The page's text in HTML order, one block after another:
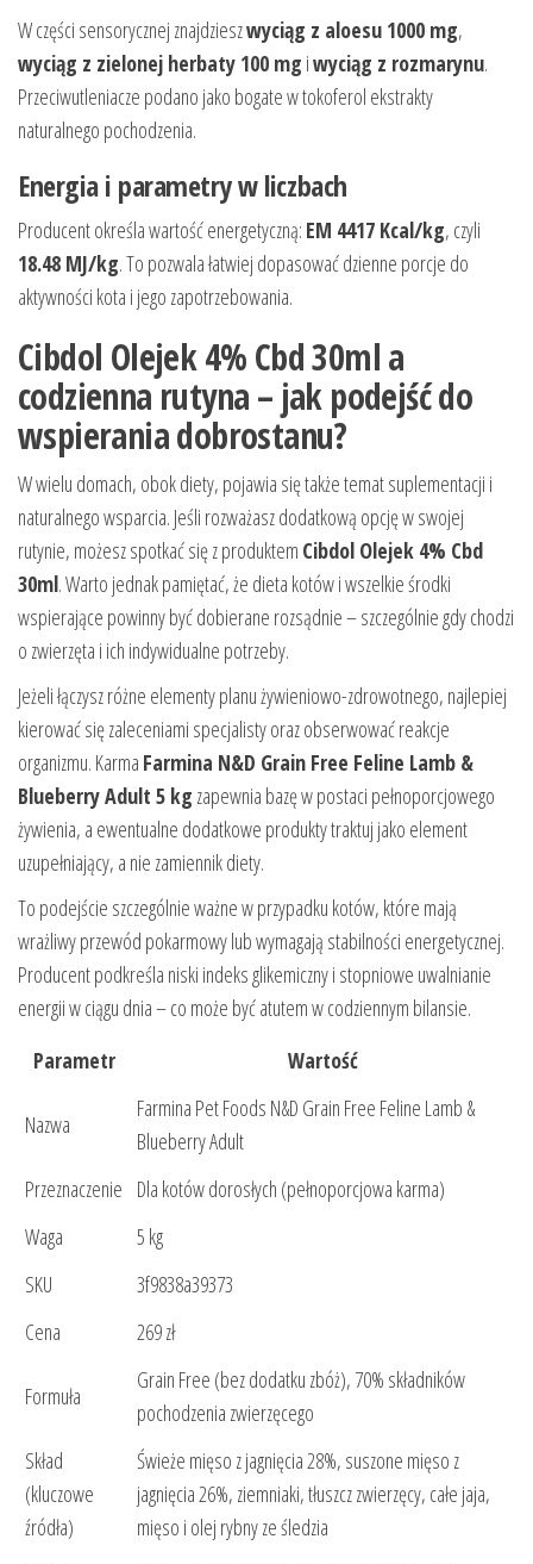
W części sensorycznej znajdzieszwyciąg z aloesu 1000 mg,
wyciąg z zielonej herbaty 100 mg iwyciąg z rozmarynu.
Przeciwutleniacze podano jako bogate w tokoferol ekstrakty
naturalnego pochodzenia.
Energia i parametry w liczbach
Producent określa wartość energetyczną: EM 4417 Kcal/kg, czyli
18.48 MJ/kg. To pozwala łatwiej dopasować dzienne porcje do
aktywności kota i jego zapotrzebowania.
Cibdol Olejek 4% Cbd 30ml a
codzienna rutyna – jak podejść do
wspierania dobrostanu?
W wielu domach, obok diety, pojawia się także temat suplementacji i
naturalnego wsparcia. Jeśli rozważasz dodatkową opcję w swojej
rutynie, możesz spotkać się z produktem Cibdol Olejek 4% Cbd
30ml. Warto jednak pamiętać, że dieta kotów i wszelkie środki
wspierające powinny być dobierane rozsądnie – szczególnie gdy chodzi
o zwierzęta i ich indywidualne potrzeby.
Jeżeli łączysz różne elementy planu żywieniowo-zdrowotnego, najlepiej
kierować się zaleceniami specjalisty oraz obserwować reakcje
organizmu. Karma Farmina N&D Grain Free Feline Lamb &
Blueberry Adult 5 kg zapewnia bazę w postaci pełnoporcjowego
żywienia, a ewentualne dodatkowe produkty traktuj jako element
uzupełniający, a nie zamiennik diety.
To podejście szczególnie ważne w przypadku kotów, które mają
wrażliwy przewód pokarmowy lub wymagają stabilności energetycznej.
Producent podkreśla niski indeks glikemiczny i stopniowe uwalnianie
energii w ciągu dnia – co może być atutem w codziennym bilansie.
Parametr
Wartość
Nazwa
Farmina Pet Foods N&D Grain Free Feline Lamb &
Blueberry Adult
Przeznaczenie Dla kotów dorosłych (pełnoporcjowa karma)
Waga
5 kg
SKU
3f9838a39373
Cena
269 zł
Formuła
Grain Free (bez dodatku zbóż), 70% składników
pochodzenia zwierzęcego
Skład
(kluczowe
źródła)
Świeże mięso z jagnięcia 28%, suszone mięso z
jagnięcia 26%, ziemniaki, tłuszcz zwierzęcy, całe jaja,
mięso i olej rybny ze śledzia